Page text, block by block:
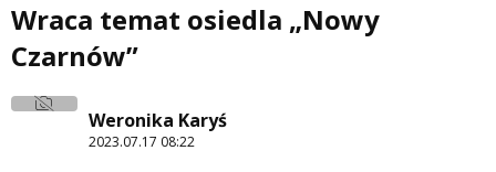
Wraca temat osiedla „Nowy
Czarnów”
Weronika Karyś
2023.07.17 08:22